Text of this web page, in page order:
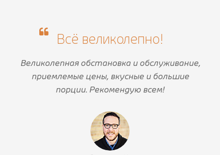
Всё великолепно!
Великолепная обстановка и обслуживание,
приемлемые цены, вкусные и большие
порции. Рекомендую всем!